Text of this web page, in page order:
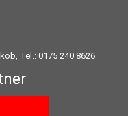
Tel.: 0175 240 8626